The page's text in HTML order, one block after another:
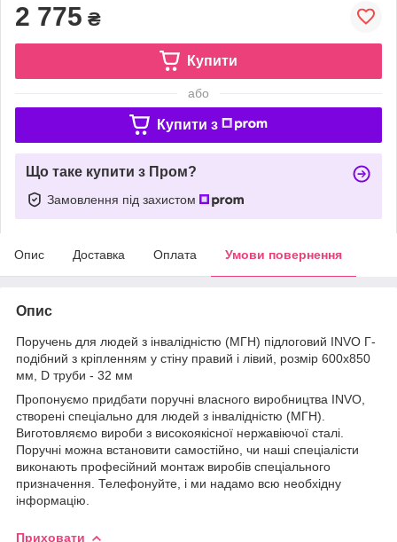
2 775 ₴
Купити
або
Купити з
Що таке купити з Пром?
Замовлення під захистом
Опис Доставка Оплата Умови повернення
Опис
Поручень для людей з інвалідністю (МГН) підлоговий INVO Г-
подібний з кріпленням у стіну правий і лівий, розмір 600х850
мм, D труби - 32 мм
Пропонуємо придбати поручні власного виробництва INVO,
створені спеціально для людей з інвалідністю (МГН).
Виготовляємо вироби з високоякісної нержавіючої сталі.
Поручні можна встановити самостійно, чи наші спеціалісти
виконають професійний монтаж виробів спеціального
призначення. Телефонуйте, і ми надамо всю необхідну
інформацію.
Приховати